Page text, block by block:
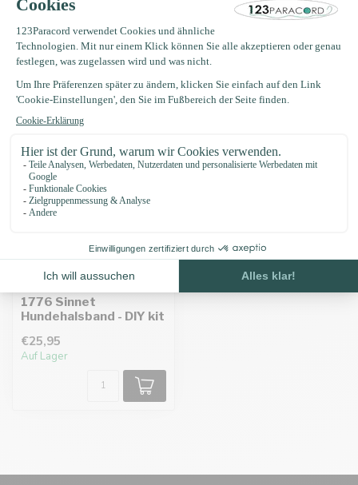
Eigenschaften
Zuletzt angesehen
1776 Sinnet
Hundehalsband - DIY kit
€25,95
Auf Lager